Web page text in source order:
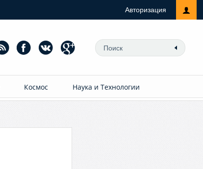
Авторизация
Космос Наука и Технологии